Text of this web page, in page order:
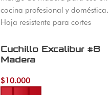
cocina profesional y doméstica.
Hoja resistente para cortes
alimentos. Envios a toda
Colombia.
Cuchillo Excalibur #8
Madera
$10.000